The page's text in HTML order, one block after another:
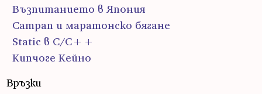
Възпитанието в Япония
Сатрап и маратонско бягане
Static в C/C++
Кипчоге Кейно
Връзки